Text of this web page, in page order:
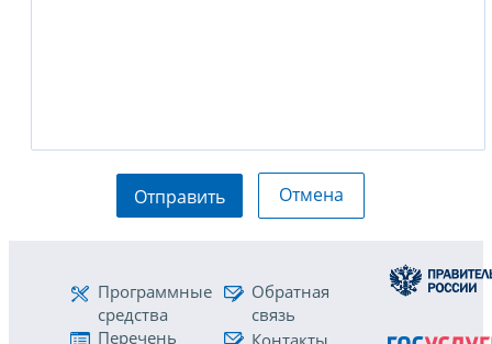
Отправить Отмена
Программные
средства
Перечень
Обратная
связь